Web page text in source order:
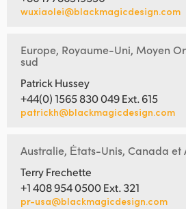
wuxiaolei@blackmagicdesign.com
Europe, Royaume-Uni, Moyen
sud
Patrick Hussey
+44(0) 1565 830 049 Ext. 615
patrickh@blackmagicdesign.com
Australie, Ėtats-Unis, Canada et
Terry Frechette
+1 408 954 0500 Ext. 321
pr-usa@blackmagicdesign.com